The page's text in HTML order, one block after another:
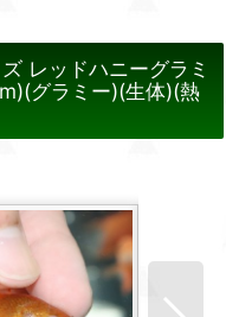
レッドハニーグラミ
グラミー)(生体)(熱